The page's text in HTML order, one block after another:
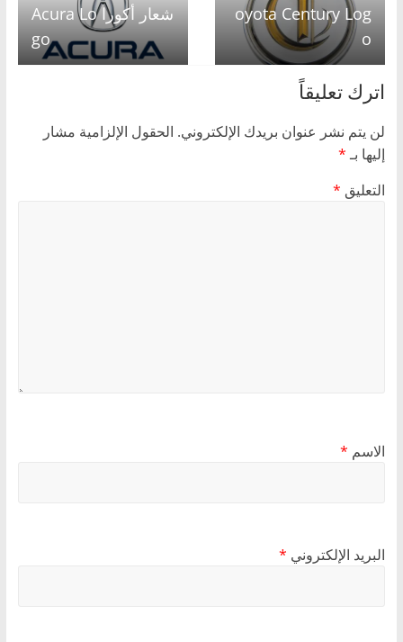
oyota Century Log
o
شعار أكورا Acura Lo
go
اترك تعليقاً
لن يتم نشر عنوان بريدك الإلكتروني. الحقول الإلزامية مشار
إليها بـ*
التعليق *
الاسم *
البريد الإلكتروني *